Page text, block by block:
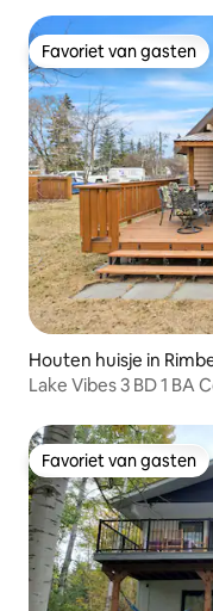
Favoriet van gasten
Favoriet van gasten
Houten huisje in
Lake Vibes 3 BD 1
Favoriet van gasten
Favoriet van gasten